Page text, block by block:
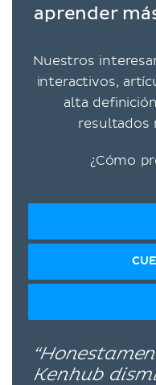
aprender
Nuestros
interactivos,
alta
resultados
¿Cómo
Kenhub